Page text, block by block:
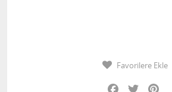
Favorilere Ekle
Facebook
Twitter